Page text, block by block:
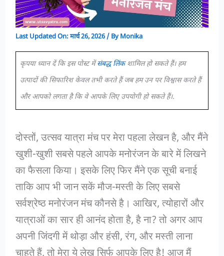
Last Updated On:मार्च 26, 2026/ By Monika
कृपया ध्यान दें कि इस पोस्ट मेंसंबद्ध लिंकशामिल हो सकते हैं। हम
उत्पादों की सिफारिश केवल तभी करते हैं जब हम उन पर विश्वास करते हैं
और आपको लगता है कि वे आपके लिए उपयोगी हो सकते हैं।.
दोस्तों, उत्सव यात्रा मंच पर मेरा पहला लेखन है, और मैंने
खुशी-खुशी सबसे पहले आपके मनोरंजन के बारे में लिखने
का फैसला किया। इसके लिए फिर मैंने एक सूची बनाई
ताकि आप भी जान सकें मौज-मस्ती के लिए सबसे
सर्वश्रेष्ठ मनोरंजन मंच कौनसे है। आखिर, त्योहारों और
यात्राओं का सार ही आनंद होता है, है ना? तो अगर आप
अपनी जिंदगी में थोड़ा और हंसी, रंग, और मस्ती लाना
चाहते हैं, तो मेरा ये लेख सिर्फ आपके लिए है! आज मैं